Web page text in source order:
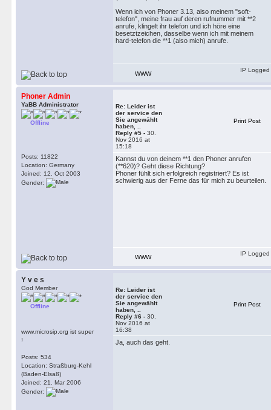
Wenn ich von Phoner 3.13, also meinem "soft-
telefon", meine frau auf deren rufnummer mit **2
anrufe, klingelt ihr telefon und ich höre eine
besetztzeichen, dasselbe wenn ich mit meinem
hard-telefon die **1 (also mich) anrufe.
WWW
IP Logged
Phoner Admin
YaBB Administrator
Offline
Posts: 11822
Location: Germany
Joined: 12. Oct 2003
Gender:
Re: Leider ist
der service den
Sie angewählt
haben, ..
Reply #5 - 30.
Nov 2016 at
15:18
Print Post
Kannst du von deinem **1 den Phoner anrufen
(**620)? Geht diese Richtung?
Phoner fühlt sich erfolgreich registriert? Es ist
schwierig aus der Ferne das für mich zu beurteilen.
WWW
IP Logged
Y v e s
God Member
Offline
www.microsip.org ist super
!
Posts: 534
Location: Straßburg-Kehl
(Baden-Elsaß)
Joined: 21. Mar 2006
Gender:
Re: Leider ist
der service den
Sie angewählt
haben, ..
Reply #6 - 30.
Nov 2016 at
16:38
Print Post
Ja, auch das geht.